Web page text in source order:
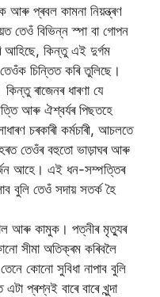
আৰু প্ৰবল কামনা নিয়ন্ত্ৰণ
তেওঁ বিভিন্ন স্পা বা গোপন
আহিছে, কিন্তু এই দুৰ্গম
চিন্তিত কৰি তুলিছে।
ৰাজেনৰ ধাৰণা যে
আৰু ঐশ্বৰ্যৰ পিছতহে
চৰকাৰী কৰ্মচাৰী, আচলতে
তেওঁৰ বহুতো ভাড়াঘৰ আৰু
আহে। এই ধন-সম্পত্তিৰ
বুলি তেওঁ সদায় সতৰ্ক হৈ
আৰু কামুক। পত্নীৰ মৃত্যুৰ
সীমা অতিক্ৰম কৰিবলৈ
কোনো সুবিধা নাপাব বুলি
প্ৰশ্নই বাৰে বাৰে খুন্দা